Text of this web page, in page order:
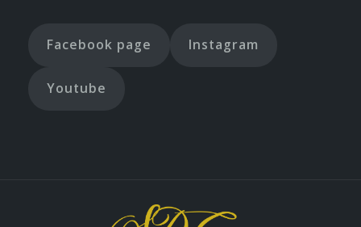
Facebook page Instagram
Youtube